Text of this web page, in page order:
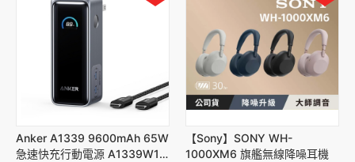
Anker A1339 9600mAh 65W
急速快充行動電源 A1339W11
【Sony】SONY WH-
1000XM6 旗艦無線降噪耳機